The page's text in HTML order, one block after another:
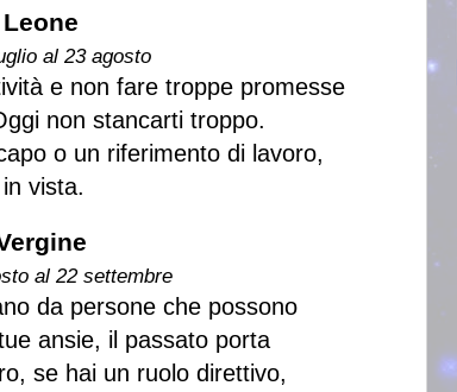
Leone
al 23 agosto
e non fare troppe promesse
non stancarti troppo.
o un riferimento di lavoro,
vista.
al 22 settembre
da persone che possono
ansie, il passato porta
se hai un ruolo direttivo,